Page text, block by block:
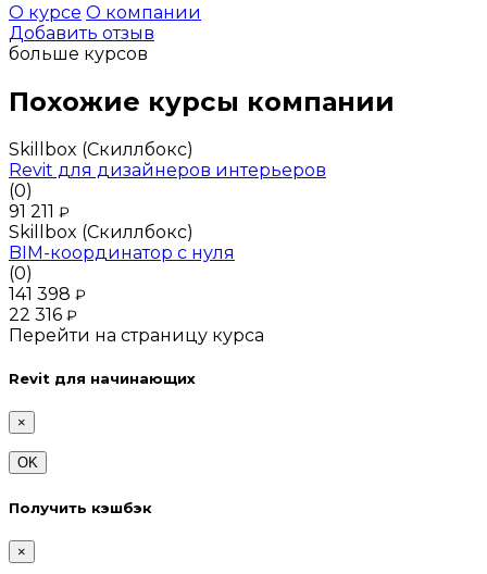
О курсе О компании
Добавить отзыв
больше курсов
Похожие курсы компании
Skillbox (Скиллбокс)
Revit для дизайнеров интерьеров
(0)
91 211 ₽
Skillbox (Скиллбокс)
BIM-координатор с нуля
(0)
141 398 ₽
22 316 ₽
Перейти на страницу курса
Revit для начинающих
×
OK
Получить кэшбэк
×